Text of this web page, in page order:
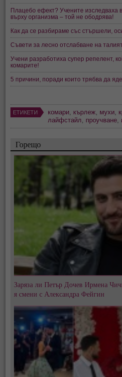
Плацебо ефект? Учените изследваха
върху организма – той не ободрява!
Как да се разбираме със стършели,
Съвети за лесно отслабване на
Учени разработиха супер репелент,
комарите!
5 причини, поради които трябва да
ЕТИКЕТИ комари кърлеж мухи
лайфстайл
проучване
Горещо
Заряза ли Петър Дочев Ирмена
я смени с Александра Фейгин